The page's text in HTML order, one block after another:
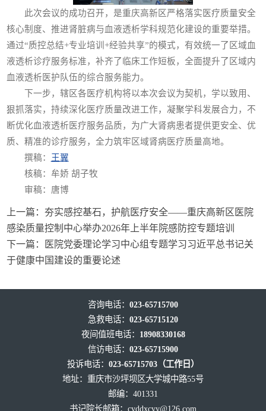
此次会议的成功召开，是重庆高新区严格落实医疗质量安全
核心制度、推进肾脏病与血液透析学科规范化建设的重要举措。
通过“质控总结+专业培训+经验共享”的模式，有效统一了区域血
液透析诊疗服务标准，补齐了临床工作短板，全面提升了区域内
血液透析医护队伍的综合服务能力。
下一步，辖区各医疗机构将以本次会议为契机，学以致用、
狠抓落实，持续深化医疗质量改进工作，凝聚学科发展合力，不
断优化血液透析医疗服务品质，为广大肾病患者提供更安全、优
质、精准的诊疗服务，全力筑牢区域肾病医疗质量高地。
撰稿：
王翼
核稿：牟娇 胡子牧
审稿：唐博
上一篇：夯实感控基石，护航医疗安全——重庆高新区医院
感染质量控制中心举办2026年上半年院感防控专题培训
下一篇：
医院党委理论学习中心组专题学习习近平总书记关
于健康中国建设的重要论述
咨询电话： 023-65715700
急救电话： 023-65715120
夜间值班电话： 18908330168
信访电话： 023-65715900
投诉电话： 023-65715703（工作日）
地址：重庆市沙坪坝区大学城中路55号
邮编：401331
书记院长邮箱： cyddxcyy@126.com